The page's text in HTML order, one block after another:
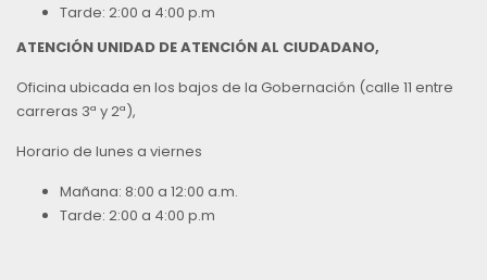
Tarde: 2:00 a 4:00 p.m
ATENCIÓN UNIDAD DE ATENCIÓN AL CIUDADANO,
Oficina ubicada en los bajos de la Gobernación (calle 11 entre
carreras 3ª y 2ª),
Horario de lunes a viernes
Mañana: 8:00 a 12:00 a.m.
Tarde: 2:00 a 4:00 p.m